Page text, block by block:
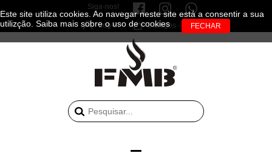
Siga-nos!
Log-in 0 artigos - 0.00€
Este site utiliza cookies. Ao navegar neste site está a consentir a sua
utilizção. Saiba mais sobre o uso de cookies